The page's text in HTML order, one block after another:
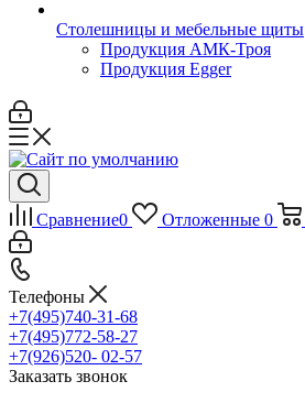
Столешницы и мебельные щиты
Продукция АМК-Троя
Продукция Egger
Сравнение0 Отложенные 0
Телефоны
+7(495)740-31-68
+7(495)772-58-27
+7(926)520- 02-57
Заказать звонок